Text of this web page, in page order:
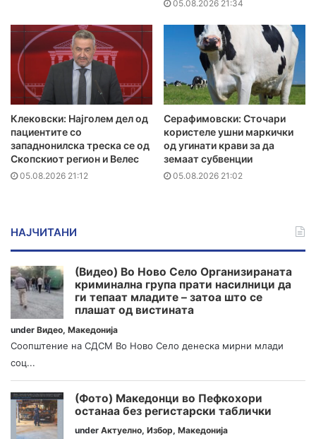
05.08.2026 21:34
Клековски: Најголем дел од
пациентите сo
западнонилска треска се од
Скопскиот регион и Велес
05.08.2026 21:12
Серафимовски: Сточари
користеле ушни маркички
од угинати крави за да
земаат субвенции
05.08.2026 21:02
НАЈЧИТАНИ
(Видео) Во Ново Село Организираната
криминална група прати насилници да
ги тепаат младите – затоа што се
плашат од вистината
under Видео, Македонија
Соопштение на СДСМ Во Ново Село денеска мирни млади
соц...
(Фото) Македонци во Пефкохори
останаа без регистарски таблички
under Актуелно, Избор, Македонија